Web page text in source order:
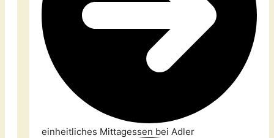
einheitliches Mittagessen bei Adler